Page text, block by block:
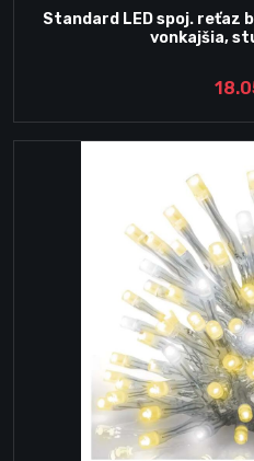
Standard LED spoj. reťaz
vonkajšia,